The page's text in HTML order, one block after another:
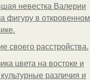
невестка Валерии
фигуру в откровенном
своего расстройства.
цвета на востоке и
различия и